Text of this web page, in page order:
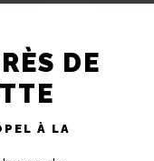
DE
À LA